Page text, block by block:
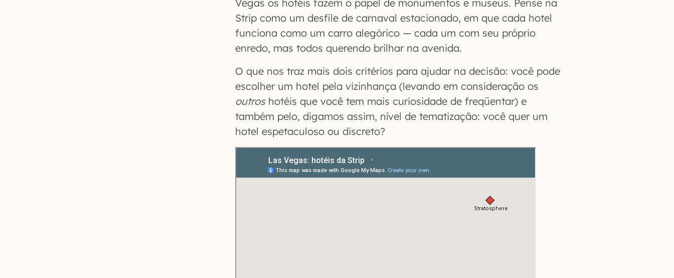
Vegas os hotéis fazem o papel de monumentos e museus. Pense na
Strip como um desfile de carnaval estacionado, em que cada hotel
funciona como um carro alegórico — cada um com seu próprio
enredo, mas todos querendo brilhar na avenida.
O que nos traz mais dois critérios para ajudar na decisão: você pode
escolher um hotel pela vizinhança (levando em consideração os
outros hotéis que você tem mais curiosidade de freqüentar) e
também pelo, digamos assim, nível de tematização: você quer um
hotel espetaculoso ou discreto?